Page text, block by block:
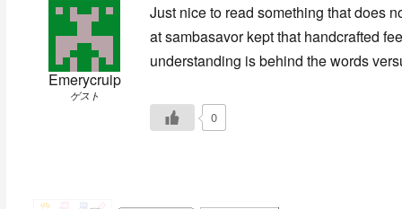
Emerycruip
ゲスト
Just nice to read something that does
atsambasavor kept that handcrafted
understanding is behind the words
0